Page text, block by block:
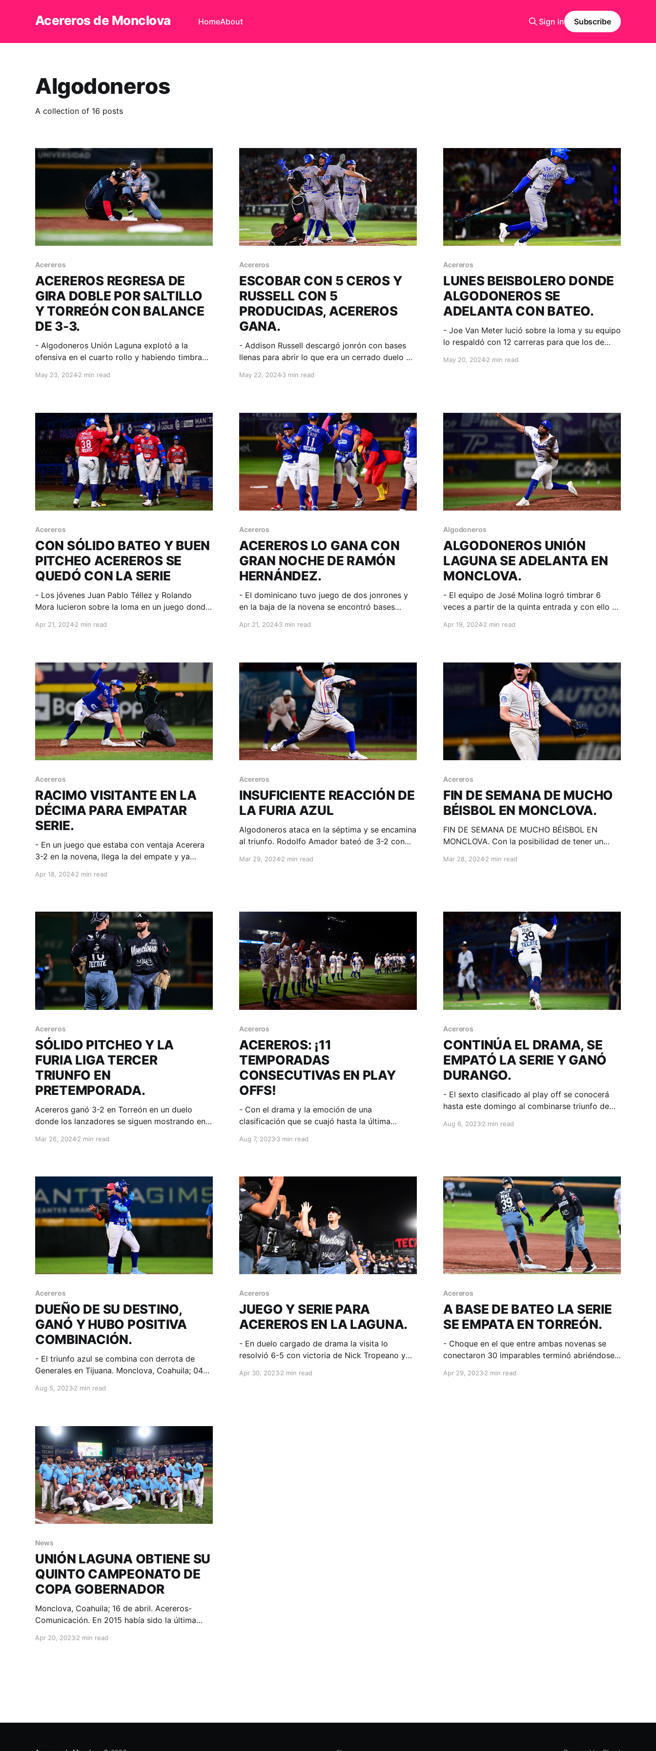
Acereros de Monclova HomeAbout Sign in Subscribe
Algodoneros
A collection of 16 posts
Acereros
ACEREROS REGRESA DE
GIRA DOBLE POR SALTILLO
Y TORREÓN CON BALANCE
DE 3-3.
- Algodoneros Unión Laguna explotó a la
ofensiva en el cuarto rollo y habiendo timbrado
permitió quedarse con la serie. Torreón,
la comarca lagunera donde los
May 23, 20242 min read
Acereros
ESCOBAR CON 5 CEROS Y
RUSSELL CON 5
PRODUCIDAS, ACEREROS
GANA.
- Addison Russell descargó jonrón con bases
llenas para abrir lo que era un cerrado duelo de
Aguilar también destacaron con el bate.
de la Revolución de
May 22, 20243 min read
Acereros
LUNES BEISBOLERO DONDE
ALGODONEROS SE
ADELANTA CON BATEO.
- Joe Van Meter lució sobre la loma y su equipo
lo respaldó con 12 carreras para que los de
Magneuris Sierra produjo las dos anotaciones.
May 20, 20242 min read
Acereros
CON SÓLIDO BATEO Y BUEN
PITCHEO ACEREROS SE
QUEDÓ CON LA SERIE
- Los jóvenes Juan Pablo Téllez y Rolando
Mora lucieron sobre la loma en un juego donde
Ramón Hernández la volvió a botar. Monclova,
semana de 4 victorias y ganaron las
Apr 21, 20242 min read
Acereros
ACEREROS LO GANA CON
GRAN NOCHE DE RAMÓN
HERNÁNDEZ.
- El dominicano tuvo juego de dos jonrones y
en la baja de la novena se encontró bases
Monclova, Coahuila; 20 de abril. Acereros -
que se
Apr 21, 20243 min read
Algodoneros
ALGODONEROS UNIÓN
LAGUNA SE ADELANTA EN
MONCLOVA.
- El equipo de José Molina logró timbrar 6
veces a partir de la quinta entrada y con ello se
inicio Acerero. Monclova, Coahuila; 19 de abril.
Apr 19, 20242 min read
Acereros
RACIMO VISITANTE EN LA
DÉCIMA PARA EMPATAR
SERIE.
- En un juego que estaba con ventaja Acerera
3-2 en la novena, llega la del empate y ya
décima. Monclova, Coahuila; 17 de abril.
casa, pero no
Apr 18, 20242 min read
Acereros
INSUFICIENTE REACCIÓN DE
LA FURIA AZUL
Algodoneros ataca en la séptima y se encamina
al triunfo. Rodolfo Amador bateó de 3-2 con
29 de marzo. Acereros - Comunicación. El
Mar 29, 20242 min read
Acereros
FIN DE SEMANA DE MUCHO
BÉISBOL EN MONCLOVA.
FIN DE SEMANA DE MUCHO BÉISBOL EN
MONCLOVA. Con la posibilidad de tener un
Wílmer Ríos, Acereros de Monclova recibe a
la escuadra
Mar 28, 20242 min read
Acereros
SÓLIDO PITCHEO Y LA
FURIA LIGA TERCER
TRIUNFO EN
PRETEMPORADA.
Acereros ganó 3-2 en Torreón en un duelo
donde los lanzadores se siguen mostrando en
Torreón, Coahuila; 26 de marzo. Acereros -
Aguascalientes, Acereros continuó su
preparación previa
Mar 26, 20242 min read
Acereros
ACEREROS: ¡11
TEMPORADAS
CONSECUTIVAS EN PLAY
OFFS!
- Con el drama y la emoción de una
clasificación que se cuajó hasta la última
enfrentará a Tecolotes en primera ronda.
cartelera estaba resultado de confusión y caras
largas
Aug 7, 20233 min read
Acereros
CONTINÚA EL DRAMA, SE
EMPATÓ LA SERIE Y GANÓ
DURANGO.
- El sexto clasificado al play off se conocerá
hasta este domingo al combinarse triunfo de
de emociones. Monclova, Coahuila; 05 de
Aug 6, 20232 min read
Acereros
DUEÑO DE SU DESTINO,
GANÓ Y HUBO POSITIVA
COMBINACIÓN.
- El triunfo azul se combina con derrota de
Generales en Tijuana. Monclova, Coahuila; 04
Eric Filia tuvo noche de 4 imparables, Ramón
indiscutibles cada uno para que Acereros
Aug 5, 20232 min read
Acereros
JUEGO Y SERIE PARA
ACEREROS EN LA LAGUNA.
- En duelo cargado de drama la visita lo
resolvió 6-5 con victoria de Nick Tropeano y
Coahuila; 30 de abril de 2023. Acereros-
Apr 30, 20232 min read
Acereros
A BASE DE BATEO LA SERIE
SE EMPATA EN TORREÓN.
- Choque en el que entre ambas novenas se
conectaron 30 imparables terminó abriéndose
Elvin Carrillo, prospecto azul, debutó en LMB.
Apr 29, 20232 min read
News
UNIÓN LAGUNA OBTIENE SU
QUINTO CAMPEONATO DE
COPA GOBERNADOR
Monclova, Coahuila; 16 de abril. Acereros-
Comunicación. En 2015 había sido la última
ganó el cetro del tradicional evento de
Apr 20, 20232 min read